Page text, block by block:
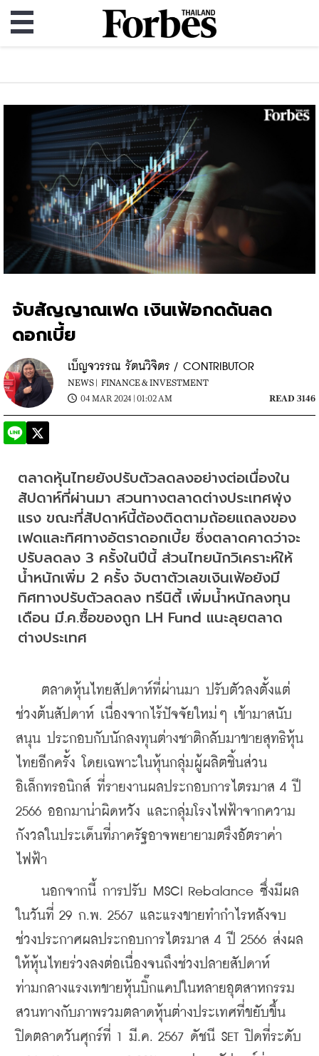
จับสัญญาณเฟด เงินเฟ้อกดดันลด
ดอกเบี้ย
เบ็ญจวรรณ รัตนวิจิตร / CONTRIBUTOR
NEWS | FINANCE & INVESTMENT
04 MAR 2024 | 01:02 AM
READ 3146
ตลาดหุ้นไทยยังปรับตัวลดลงอย่างต่อเนื่องใน
สัปดาห์ที่ผ่านมา สวนทางตลาดต่างประเทศพุ่ง
แรง ขณะที่สัปดาห์นี้ต้องติดตามถ้อยแถลงของ
เฟดและทิศทางอัตราดอกเบี้ย ซึ่งตลาดคาดว่าจะ
ปรับลดลง 3 ครั้งในปีนี้ ส่วนไทยนักวิเคราะห์ให้
น้ำหนักเพิ่ม 2 ครั้ง จับตาตัวเลขเงินเฟ้อยังมี
ทิศทางปรับตัวลดลง ทรีนิตี้ เพิ่มน้ำหนักลงทุน
เดือน มี.ค.ซื้อของถูก LH Fund แนะลุยตลาด
ต่างประเทศ
ตลาดหุ้นไทยสัปดาห์ที่ผ่านมา ปรับตัวลงตั้งแต่
ช่วงต้นสัปดาห์ เนื่องจากไร้ปัจจัยใหม่ๆ เข้ามาสนับ
สนุน ประกอบกับนักลงทุนต่างชาติกลับมาขายสุทธิหุ้น
ไทยอีกครั้ง โดยเฉพาะในหุ้นกลุ่มผู้ผลิตชิ้นส่วน
อิเล็กทรอนิกส์ ที่รายงานผลประกอบการไตรมาส 4 ปี
2566 ออกมาน่าผิดหวัง และกลุ่มโรงไฟฟ้าจากความ
กังวลในประเด็นที่ภาครัฐอาจพยายามตรึงอัตราค่า
ไฟฟ้า
นอกจากนี้ การปรับ MSCI Rebalance ซึ่งมีผล
ในวันที่ 29 ก.พ. 2567 และแรงขายทำกำไรหลังจบ
ช่วงประกาศผลประกอบการไตรมาส 4 ปี 2566 ส่งผล
ให้หุ้นไทยร่วงลงต่อเนื่องจนถึงช่วงปลายสัปดาห์
ท่ามกลางแรงเทขายหุ้นบิ๊กแคปในหลายอุตสาหกรรม
สวนทางกับภาพรวมตลาดหุ้นต่างประเทศที่ขยับขึ้น
ปิดตลาดวันศุกร์ที่ 1 มี.ค. 2567 ดัชนี SET ปิดที่ระดับ